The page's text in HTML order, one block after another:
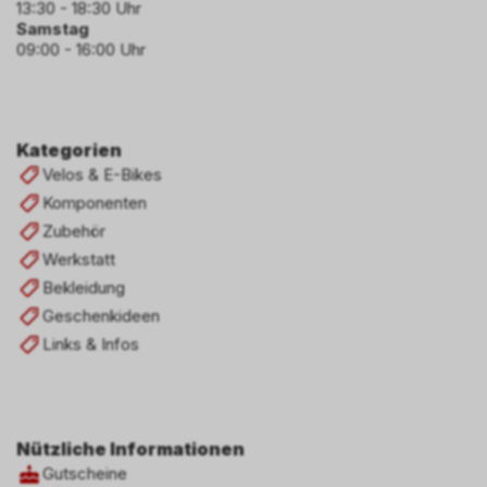
Kategorien
Velos & E-Bikes
Komponenten
Zubehör
Werkstatt
Bekleidung
Geschenkideen
Links & Infos
Nützliche Informationen
Gutscheine
13:30 - 18:30 Uhr
Samstag
09:00 - 16:00 Uhr